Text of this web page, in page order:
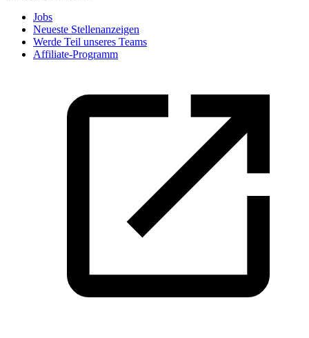
Jobs
Neueste Stellenanzeigen
Werde Teil unseres Teams
Affiliate-Programm